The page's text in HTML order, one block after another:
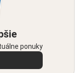
ponuky